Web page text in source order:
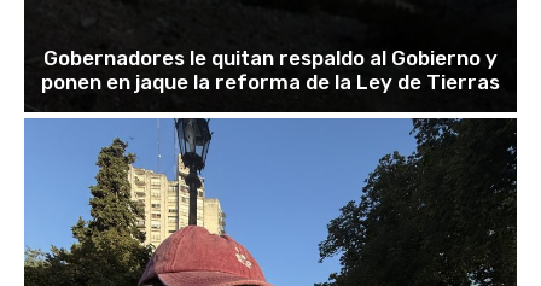
Gobernadores le quitan respaldo al Gobierno y
ponen en jaque la reforma de la Ley de Tierras